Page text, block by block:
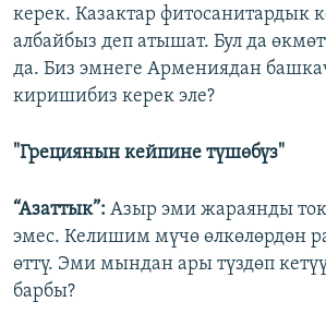
керек. Казактар фитосанитардык
албайбыз деп атышат. Бул да
да. Биз эмнеге Армениядан
киришибиз керек эле?
"Грециянын кейпине түшөбүз"
“Азаттык”: Азыр эми жараянды
эмес. Келишим мүчө өлкөлөрдөн
өттү. Эми мындан ары түздөп
барбы?